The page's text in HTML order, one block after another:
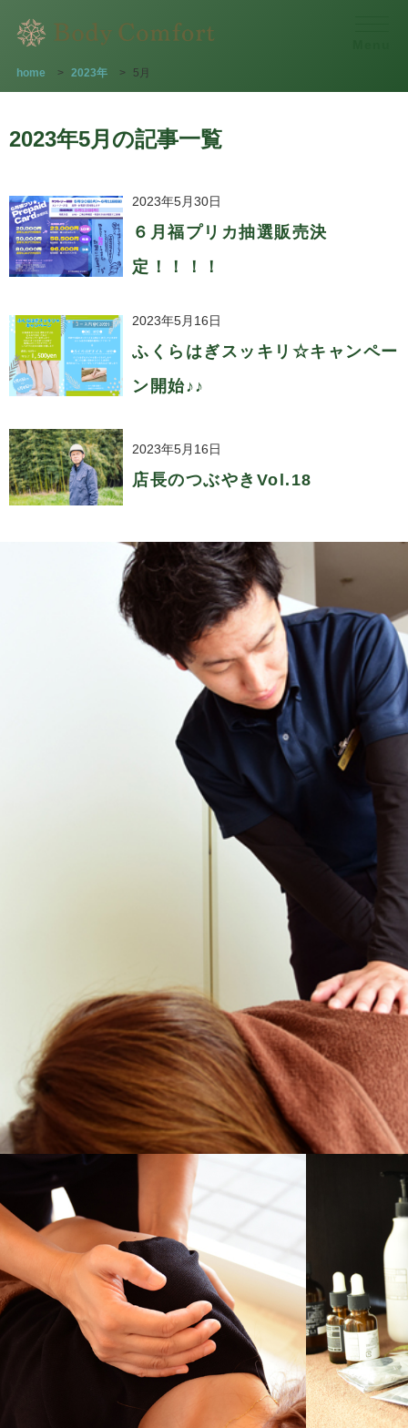
home > 2023年 > 5月
2023年5月の記事一覧
2023年5月30日
６月福プリカ抽選販売決
定！！！！
2023年5月16日
ふくらはぎスッキリ☆キャンペー
ン開始♪♪
2023年5月16日
店長のつぶやきVol.18